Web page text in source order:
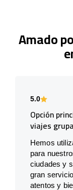
Amado
5.0
Opción
viajes
Hemos
para
ciudades y
gran
atentos y